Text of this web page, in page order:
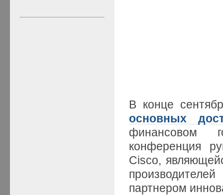
В конце
основных
финансовом
конференция
Cisco,
партнером